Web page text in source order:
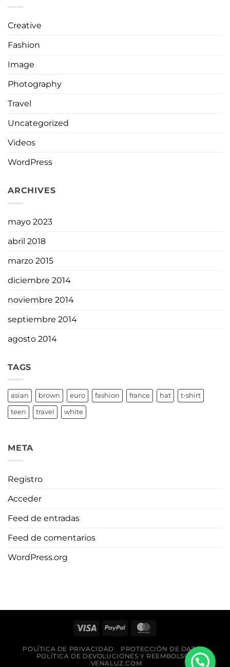
Creative
Fashion
Image
Photography
Travel
Uncategorized
Videos
WordPress
ARCHIVES
mayo 2023
abril 2018
marzo 2015
diciembre 2014
noviembre 2014
septiembre 2014
agosto 2014
TAGS
asian brown euro fashion france hat t-shirt
teen travel white
META
Registro
Acceder
Feed de entradas
Feed de comentarios
WordPress.org
Visa PayPal
POLÍTICA DE PRIVACIDAD
PROTECCIÓN DE DATOS
POLÍTICA DE DEVOLUCIONES Y REEMBOLSOS
VENALUZ.COM